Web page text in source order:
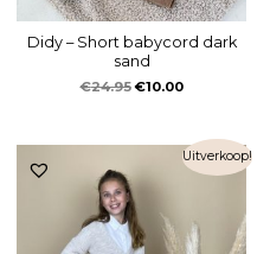
Didy – Short babycord dark
sand
€24.95 €10.00
Uitverkoop!